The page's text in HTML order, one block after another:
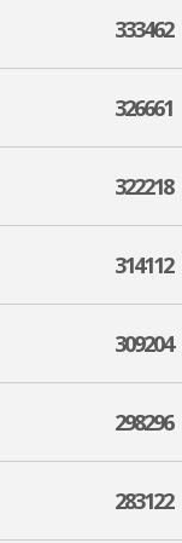
333462
326661
322218
314112
309204
298296
283122